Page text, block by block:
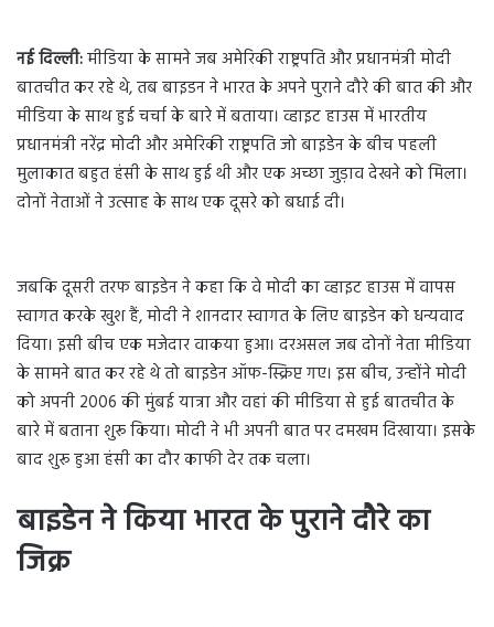
नई दिल्ली:मीडिया के सामने जब अमेरिकी राष्ट्रपति और प्रधानमंत्री मोदी
बातचीत कर रहे थे, तब बाइडन ने भारत के अपने पुराने दौरे की बात की और
मीडिया के साथ हुई चर्चा के बारे में बताया। व्हाइट हाउस में भारतीय
प्रधानमंत्री नरेंद्र मोदी और अमेरिकी राष्ट्रपति जो बाइडेन के बीच पहली
मुलाकात बहुत हंसी के साथ हुई थी और एक अच्छा जुड़ाव देखने को मिला।
दोनों नेताओं ने उत्साह के साथ एक दूसरे को बधाई दी।
जबकि दूसरी तरफ बाइडेन ने कहा कि वे मोदी का व्हाइट हाउस में वापस
स्वागत करके खुश हैं, मोदी ने शानदार स्वागत के लिए बाइडेन को धन्यवाद
दिया। इसी बीच एक मजेदार वाकया हुआ। दरअसल जब दोनों नेता मीडिया
के सामने बात कर रहे थे तो बाइडेन ऑफ-स्क्रिप्ट गए। इस बीच, उन्होंने मोदी
को अपनी 2006 की मुंबई यात्रा और वहां की मीडिया से हुई बातचीत के
बारे में बताना शुरू किया। मोदी ने भी अपनी बात पर दमखम दिखाया। इसके
बाद शुरू हुआ हंसी का दौर काफी देर तक चला।
बाइडेन ने किया भारत के पुराने दौरे का
जिक्र